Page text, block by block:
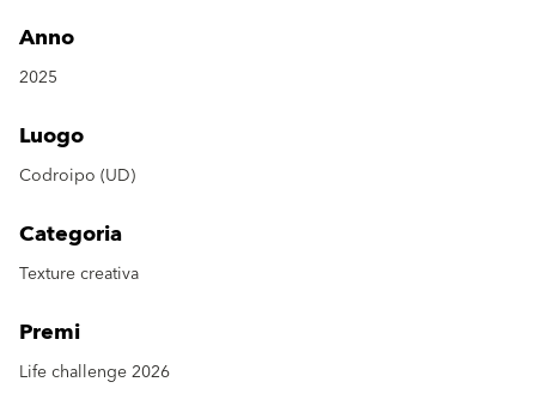
Anno
2025
Luogo
Codroipo (UD)
Categoria
Texture creativa
Premi
Life challenge 2026